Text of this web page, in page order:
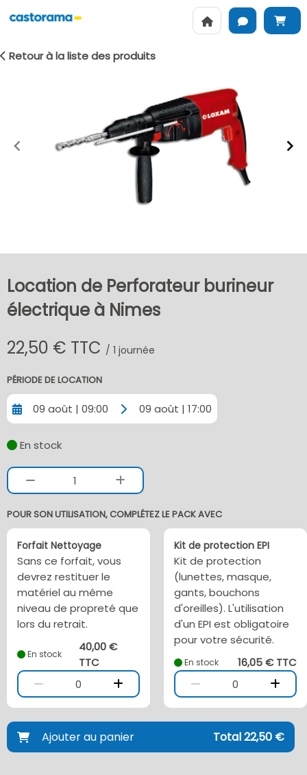
Retour à la liste des produits
Location de Perforateur burineur
électrique à Nimes
22,50 € TTC / 1 journée
PÉRIODE DE LOCATION
09 août | 09:00 09 août | 17:00
En stock
1
POUR SON UTILISATION, COMPLÉTEZ LE PACK AVEC
Forfait Nettoyage
Sans ce forfait, vous
devrez restituer le
matériel au même
niveau de propreté que
lors du retrait.
En stock
40,00 €
TTC
0
Kit de protection EPI
Kit de protection
(lunettes, masque,
gants, bouchons
d'oreilles). L'utilisation
d'un EPI est obligatoire
pour votre sécurité.
En stock
16,05 € TTC
0
Ajouter au panier Total 22,50 €